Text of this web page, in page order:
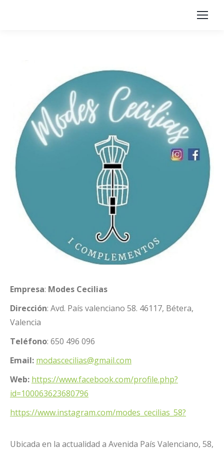
Empresa: Modes Cecilias
Dirección: Avd. País valenciano 58. 46117, Bétera,
Valencia
Teléfono: 650 496 096
Email: modascecilias@gmail.com
Web: https://www.facebook.com/profile.php?
id=100063623680796
https://www.instagram.com/modes_cecilias_58?
Ubicada en la actualidad a Avenida País Valenciano, 58,